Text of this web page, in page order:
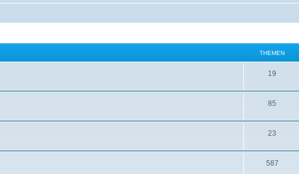
THEMEN
19
85
23
587